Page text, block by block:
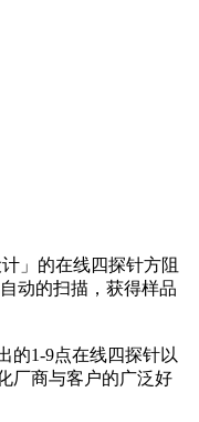
」的在线四探针方阻
动的扫描，获得样品
的1-9点在线四探针以
厂商与客户的广泛好